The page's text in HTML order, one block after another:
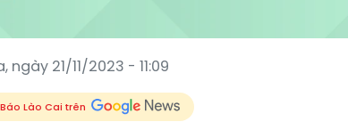
ngày 21/11/2023 - 11:09
Lào Cai trên